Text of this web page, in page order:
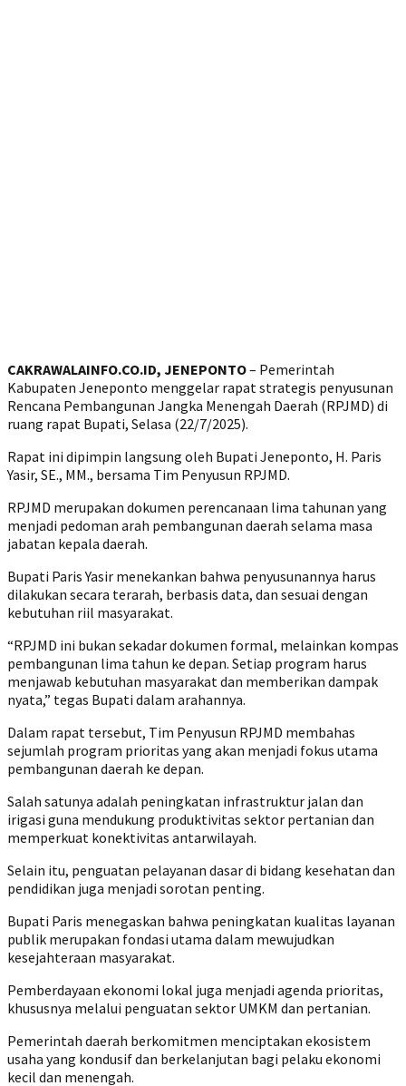
‎CAKRAWALAINFO.CO.ID, JENEPONTO– Pemerintah
Kabupaten Jeneponto menggelar rapat strategis penyusunan
Rencana Pembangunan Jangka Menengah Daerah (RPJMD) di
ruang rapat Bupati, Selasa (22/7/2025).
Rapat ini dipimpin langsung oleh Bupati Jeneponto, H. Paris
Yasir, SE., MM., bersama Tim Penyusun RPJMD.
RPJMD merupakan dokumen perencanaan lima tahunan yang
menjadi pedoman arah pembangunan daerah selama masa
jabatan kepala daerah.
Bupati Paris Yasir menekankan bahwa penyusunannya harus
dilakukan secara terarah, berbasis data, dan sesuai dengan
kebutuhan riil masyarakat.
‎“RPJMD ini bukan sekadar dokumen formal, melainkan kompas
pembangunan lima tahun ke depan. Setiap program harus
menjawab kebutuhan masyarakat dan memberikan dampak
nyata,” tegas Bupati dalam arahannya.
Dalam rapat tersebut, Tim Penyusun RPJMD membahas
sejumlah program prioritas yang akan menjadi fokus utama
pembangunan daerah ke depan.
Salah satunya adalah peningkatan infrastruktur jalan dan
irigasi guna mendukung produktivitas sektor pertanian dan
memperkuat konektivitas antarwilayah.
Selain itu, penguatan pelayanan dasar di bidang kesehatan dan
pendidikan juga menjadi sorotan penting.
Bupati Paris menegaskan bahwa peningkatan kualitas layanan
publik merupakan fondasi utama dalam mewujudkan
kesejahteraan masyarakat.
‎Pemberdayaan ekonomi lokal juga menjadi agenda prioritas,
khususnya melalui penguatan sektor UMKM dan pertanian.
Pemerintah daerah berkomitmen menciptakan ekosistem
usaha yang kondusif dan berkelanjutan bagi pelaku ekonomi
kecil dan menengah.